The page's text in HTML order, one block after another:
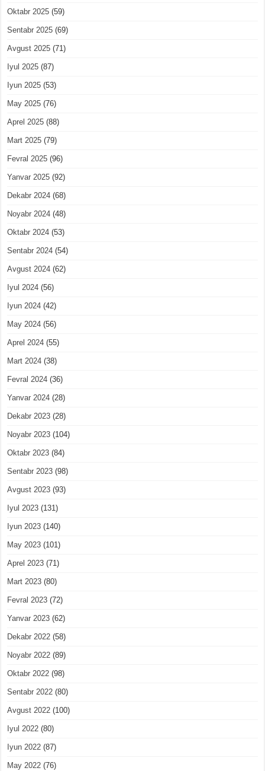
Oktabr 2025 (59)
Sentabr 2025 (69)
Avgust 2025 (71)
Iyul 2025 (87)
Iyun 2025 (53)
May 2025 (76)
Aprel 2025 (88)
Mart 2025 (79)
Fevral 2025 (96)
Yanvar 2025 (92)
Dekabr 2024 (68)
Noyabr 2024 (48)
Oktabr 2024 (53)
Sentabr 2024 (54)
Avgust 2024 (62)
Iyul 2024 (56)
Iyun 2024 (42)
May 2024 (56)
Aprel 2024 (55)
Mart 2024 (38)
Fevral 2024 (36)
Yanvar 2024 (28)
Dekabr 2023 (28)
Noyabr 2023 (104)
Oktabr 2023 (84)
Sentabr 2023 (98)
Avgust 2023 (93)
Iyul 2023 (131)
Iyun 2023 (140)
May 2023 (101)
Aprel 2023 (71)
Mart 2023 (80)
Fevral 2023 (72)
Yanvar 2023 (62)
Dekabr 2022 (58)
Noyabr 2022 (89)
Oktabr 2022 (98)
Sentabr 2022 (80)
Avgust 2022 (100)
Iyul 2022 (80)
Iyun 2022 (87)
May 2022 (76)